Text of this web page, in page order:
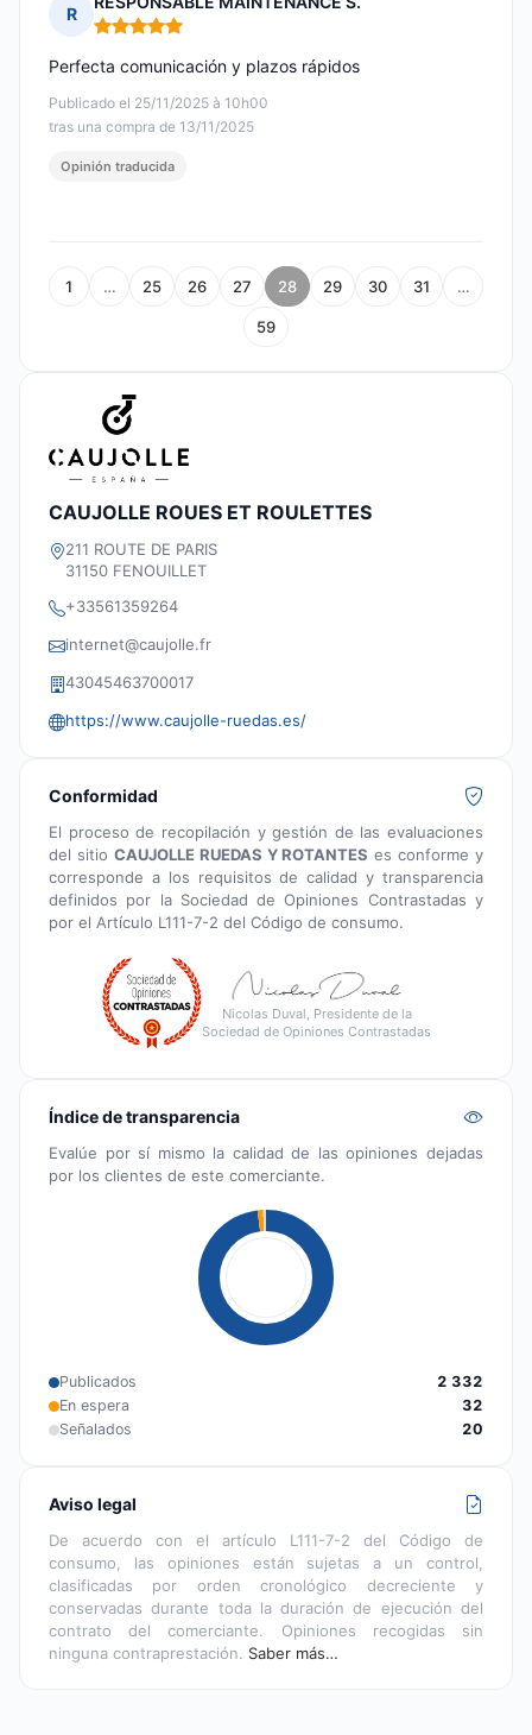
R
Nota: 5 de 5
Publicado el 25/11/2025 à 10h00
tras una compra de 13/11/2025
Perfecta comunicación y plazos rápidos
Opinión traducida
1 … 25 26 27 28 29 30 31 …
59
CAUJOLLE ROUES ET ROULETTES
211 ROUTE DE PARIS
31150 FENOUILLET
+33561359264
internet@caujolle.fr
43045463700017
https://www.caujolle-ruedas.es/
Conformidad
El proceso de recopilación y gestión de las evaluaciones
del sitio CAUJOLLE RUEDAS Y ROTANTES es conforme y
corresponde a los requisitos de calidad y transparencia
definidos por la Sociedad de Opiniones Contrastadas y
por el Artículo L111-7-2 del Código de consumo.
Nicolas Duval, Presidente de la
Sociedad de Opiniones Contrastadas
Índice de transparencia
Evalúe por sí mismo la calidad de las opiniones dejadas
por los clientes de este comerciante.
Publicados
2 332
En espera
32
Señalados
20
Aviso legal
De acuerdo con el artículo L111-7-2 del Código de
consumo, las opiniones están sujetas a un control,
clasificadas por orden cronológico decreciente y
conservadas durante toda la duración de ejecución del
contrato del comerciante. Opiniones recogidas sin
ninguna contraprestación. Saber más…